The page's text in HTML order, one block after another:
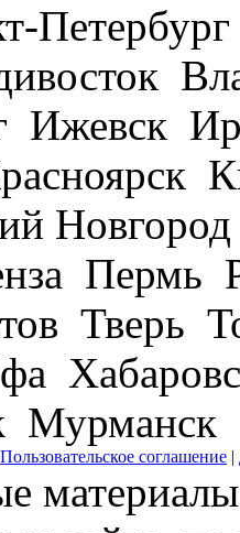
Ижевск
Пермь
Тверь
Мурманск
Пользовательское соглашение |